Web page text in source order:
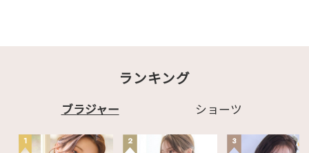
ランキング
ブラジャー ショーツ
1 2 3